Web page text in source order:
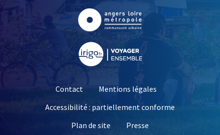
, Ouvre une nouvelle
Contact
Mentions légales
Accessibilité : partiellement conforme
Plan de site
Presse